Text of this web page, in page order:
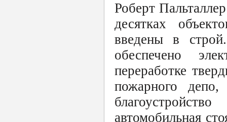
Роберт
десятках
введены в
обеспечено
переработке
пожарного депо,
автомобильная